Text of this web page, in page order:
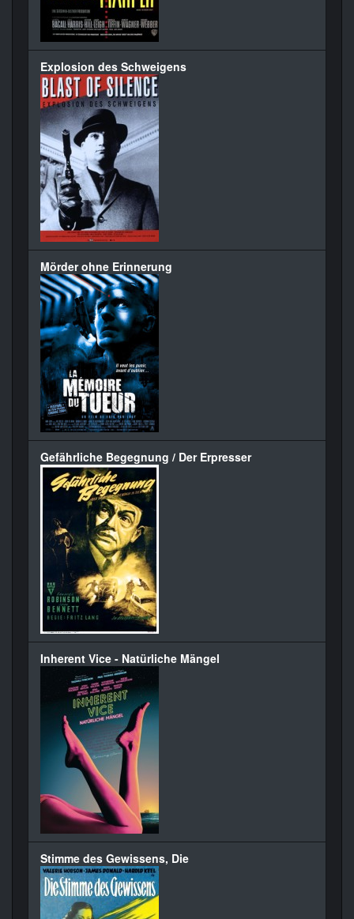
Explosion des Schweigens
Mörder ohne Erinnerung
Gefährliche Begegnung / Der Erpresser
Inherent Vice - Natürliche Mängel
Stimme des Gewissens, Die